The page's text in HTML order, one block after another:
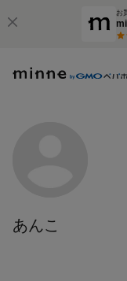
お
あんこ